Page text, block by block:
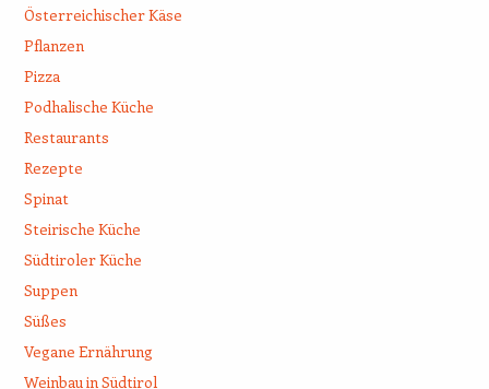
Österreichischer Käse
Pflanzen
Pizza
Podhalische Küche
Restaurants
Rezepte
Spinat
Steirische Küche
Südtiroler Küche
Suppen
Süßes
Vegane Ernährung
Weinbau in Südtirol